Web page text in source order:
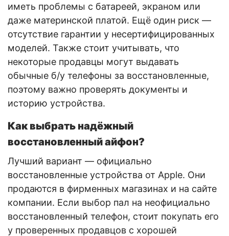
иметь проблемы с батареей, экраном или
даже материнской платой. Ещё один риск —
отсутствие гарантии у несертифицированных
моделей. Также стоит учитывать, что
некоторые продавцы могут выдавать
обычные б/у телефоны за восстановленные,
поэтому важно проверять документы и
историю устройства.
Как выбрать надёжный
восстановленный айфон?
Лучший вариант — официально
восстановленные устройства от Apple. Они
продаются в фирменных магазинах и на сайте
компании. Если выбор пал на неофициально
восстановленный телефон, стоит покупать его
у проверенных продавцов с хорошей